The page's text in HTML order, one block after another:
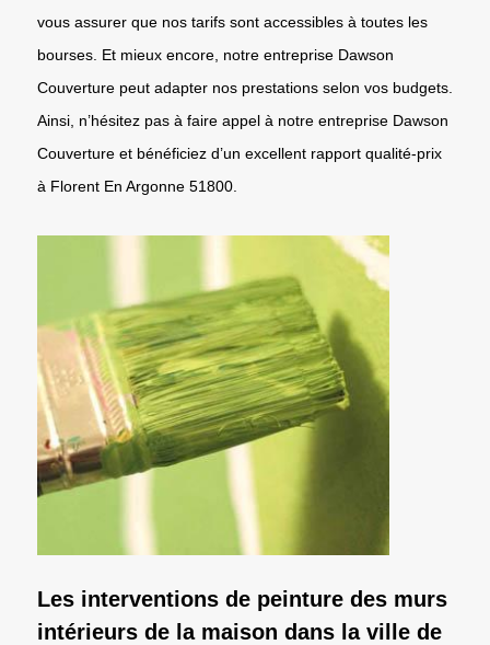
vous assurer que nos tarifs sont accessibles à toutes les
bourses. Et mieux encore, notre entreprise Dawson
Couverture peut adapter nos prestations selon vos budgets.
Ainsi, n’hésitez pas à faire appel à notre entreprise Dawson
Couverture et bénéficiez d’un excellent rapport qualité-prix
à Florent En Argonne 51800.
Les interventions de peinture des murs
intérieurs de la maison dans la ville de